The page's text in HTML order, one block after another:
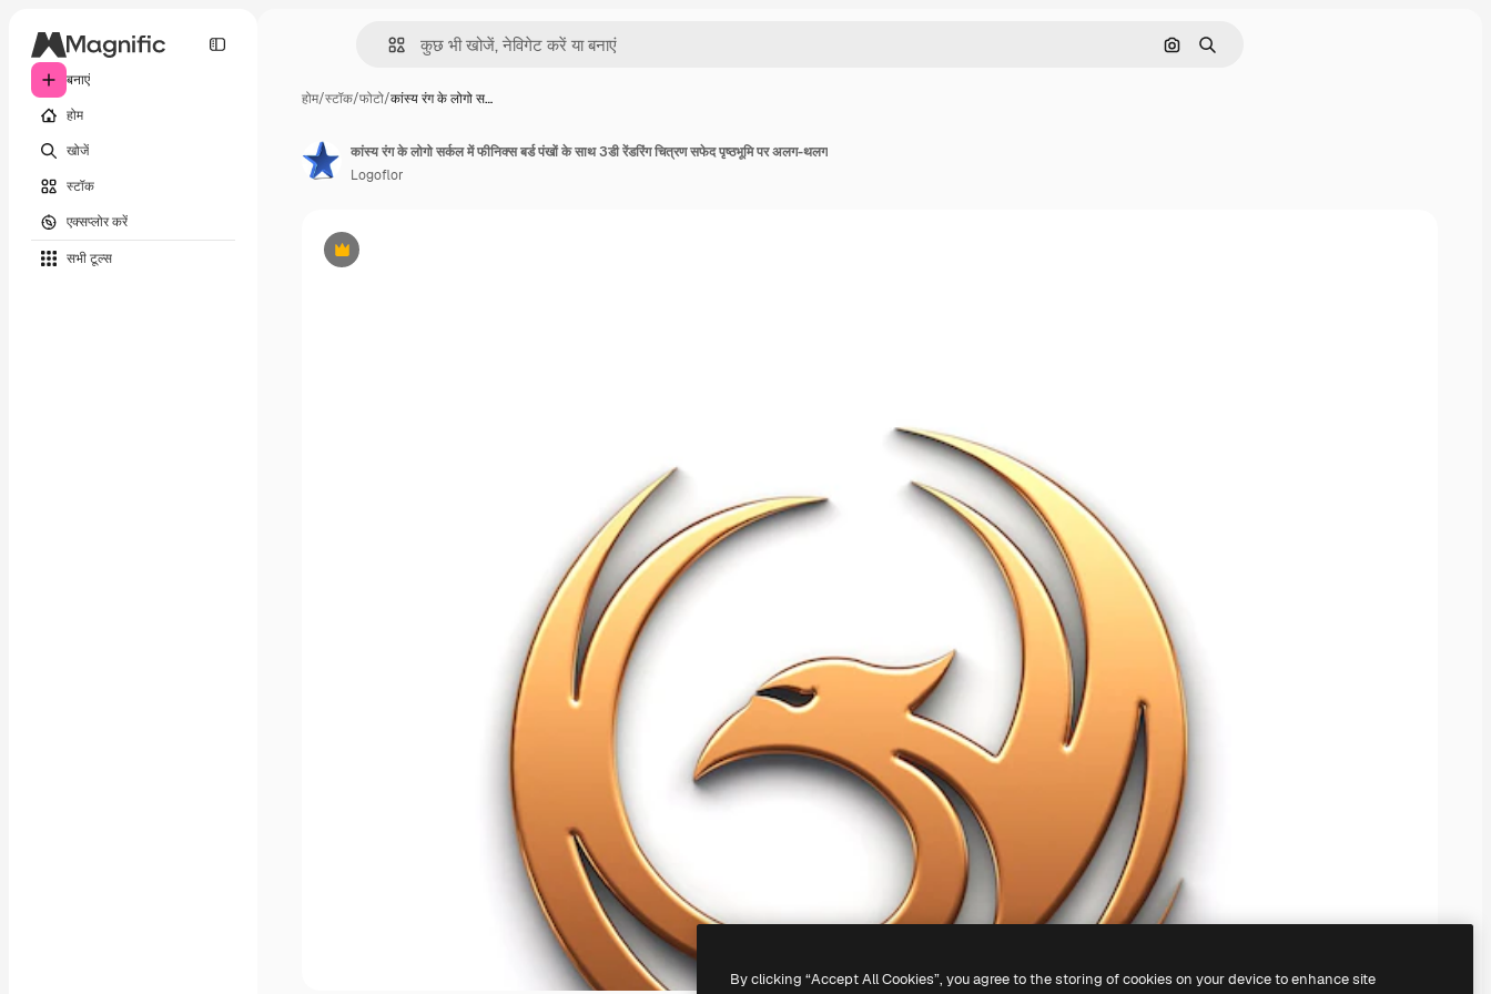
बनाएं
होम
खोजें
स्टॉक
एक्सप्लोर करें
सभी टूल्‍स
इमेज से खोजें
खोजें
होम/स्टॉक/फोटो/कांस्य रंग के लोगो स…
Premium
कांस्य रंग के लोगो सर्कल में फीनिक्स बर्ड पंखों के साथ 3डी रेंडरिंग चित्रण सफेद पृष्ठभूमि पर अलग-थलग
Logoflor
By clicking “Accept All Cookies”, you agree to the storing of cookies on your device to enhance site